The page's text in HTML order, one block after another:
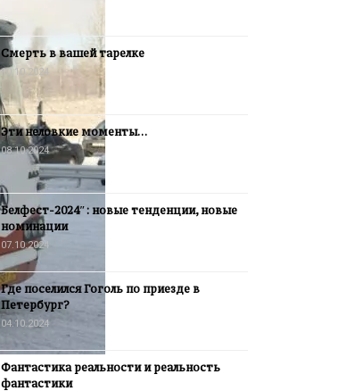
Смерть в вашей тарелке
10.10.2024
Эти неловкие моменты…
08.10.2024
Белфест-2024″: новые тенденции, новые
номинации
07.10.2024
Где поселился Гоголь по приезде в
Петербург?
04.10.2024
Фантастика реальности и реальность
фантастики